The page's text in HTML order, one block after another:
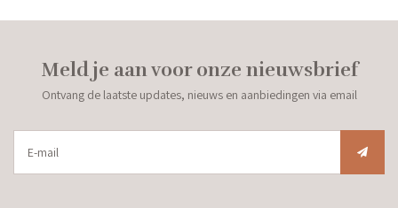
Meld je aan voor onze nieuwsbrief
Ontvang de laatste updates, nieuws en aanbiedingen via email